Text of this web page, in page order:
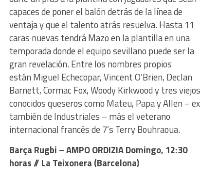
capaces de poner el balón detrás de la línea de
ventaja y que el talento atrás resuelva. Hasta 11
caras nuevas tendrá Mazo en la plantilla en una
temporada donde el equipo sevillano puede ser la
gran revelación. Entre los nombres propios
están Miguel Echecopar, Vincent O’Brien, Declan
Barnett, Cormac Fox, Woody Kirkwood y tres viejos
conocidos queseros como Mateu, Papa y Allen – ex
también de Industriales – más el veterano
internacional francés de 7’s Terry Bouhraoua.
Barça Rugbi – AMPO ORDIZIA Domingo, 12:30
horas // La Teixonera (Barcelona)